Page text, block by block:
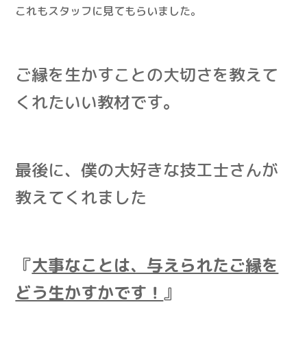
これもスタッフに見てもらいました。
ご縁を生かすことの大切さを教えて
くれたいい教材です。
最後に、僕の大好きな技工士さんが
教えてくれました
『大事なことは、与えられたご縁を
どう生かすかです！ 』